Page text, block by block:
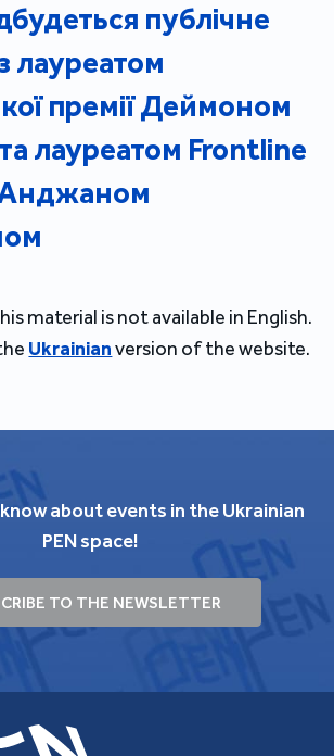
публічне
лауреатом
премії Деймоном
лауреатом Frontline
Анджаном
material is not available in English.
Ukrainianversion of the website.
about events in the Ukrainian
PEN space!
TO THE NEWSLETTER